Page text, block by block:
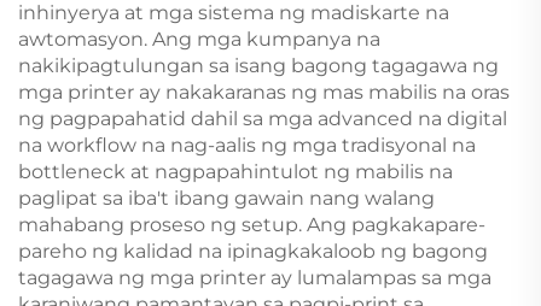
inhinyerya at mga sistema ng madiskarte na
awtomasyon. Ang mga kumpanya na
nakikipagtulungan sa isang bagong tagagawa ng
mga printer ay nakakaranas ng mas mabilis na oras
ng pagpapahatid dahil sa mga advanced na digital
na workflow na nag-aalis ng mga tradisyonal na
bottleneck at nagpapahintulot ng mabilis na
paglipat sa iba't ibang gawain nang walang
mahabang proseso ng setup. Ang pagkakapare-
pareho ng kalidad na ipinagkakaloob ng bagong
tagagawa ng mga printer ay lumalampas sa mga